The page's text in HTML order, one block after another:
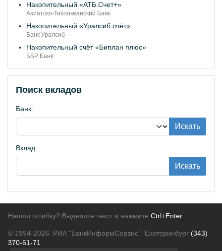
Накопительный «АТБ.Счет+»
Азиатско-Тихоокеанский Банк
Накопительный «Уралсиб счёт»
Банк Уралсиб
Накопительный счёт «Биплан плюс»
ББР Банк
Поиск вкладов
Банк:
Искать
Вклад:
Искать
Нашли ошибку? Выделите текст и нажмите Ctrl+Enter
© 1994-2026. РИА "БанкИнформСервис". Екатеринбург (343)
370-61-71